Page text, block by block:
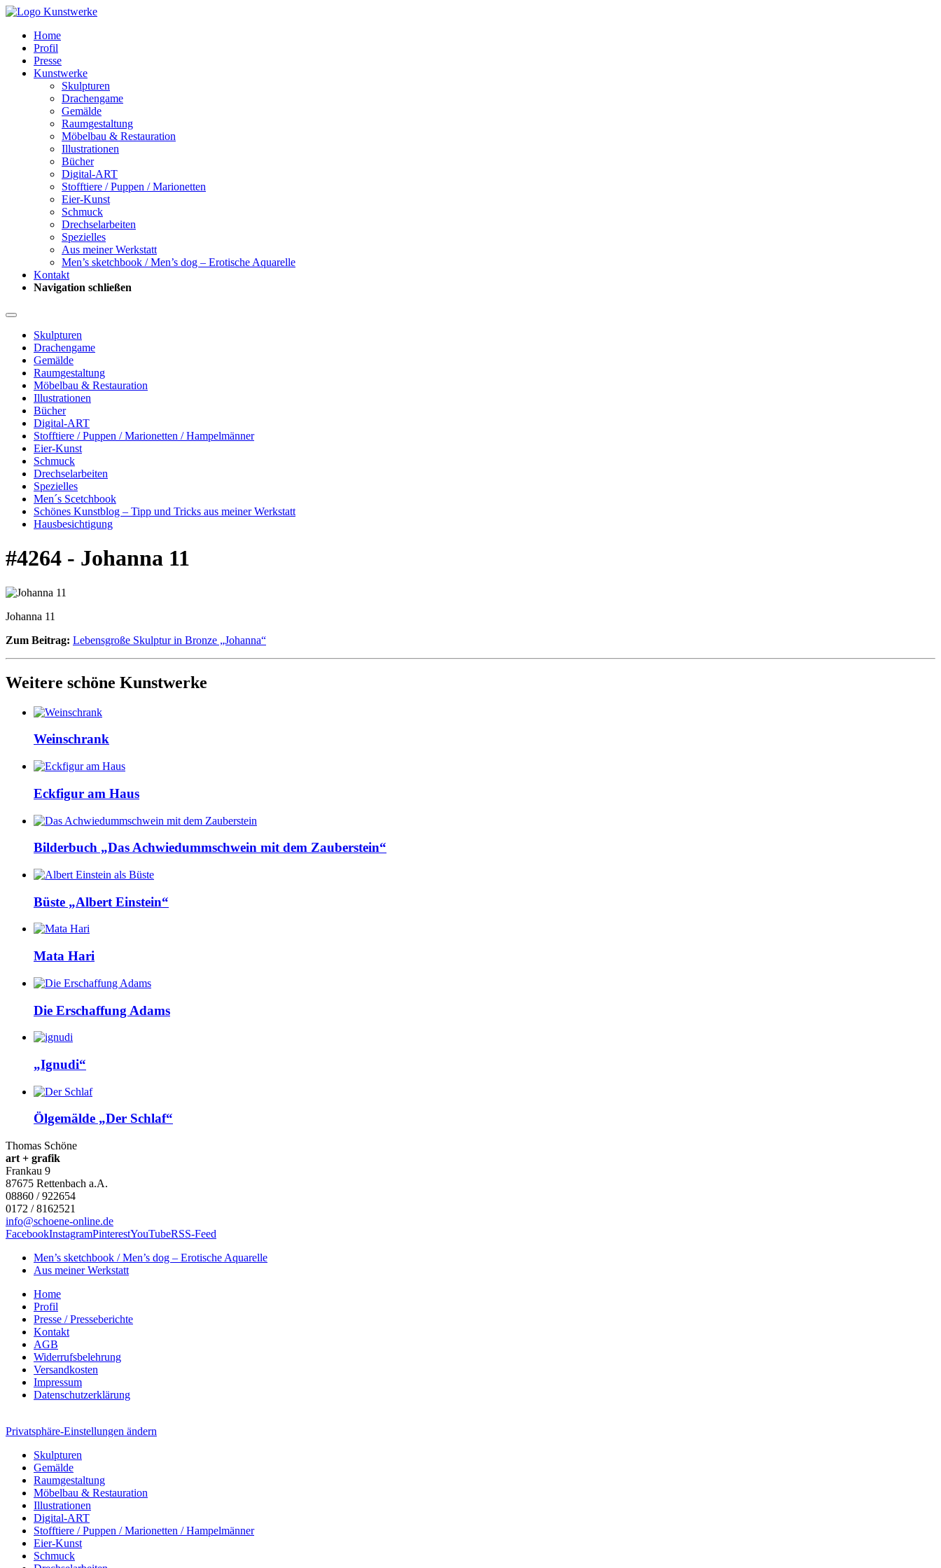
Home
Profil
Presse
Kunstwerke
Skulpturen
Drachengame
Gemälde
Raumgestaltung
Möbelbau & Restauration
Illustrationen
Bücher
Digital-ART
Stofftiere / Puppen / Marionetten
Eier-Kunst
Schmuck
Drechselarbeiten
Spezielles
Aus meiner Werkstatt
Men’s sketchbook / Men’s dog – Erotische Aquarelle
Kontakt
Navigation schließen
Skulpturen
Drachengame
Gemälde
Raumgestaltung
Möbelbau & Restauration
Illustrationen
Bücher
Digital-ART
Stofftiere / Puppen / Marionetten / Hampelmänner
Eier-Kunst
Schmuck
Drechselarbeiten
Spezielles
Men´s Scetchbook
Schönes Kunstblog – Tipp und Tricks aus meiner Werkstatt
Hausbesichtigung
#4264 - Johanna 11
Johanna 11
Zum Beitrag: Lebensgroße Skulptur in Bronze „Johanna“
Weitere schöne Kunstwerke
Weinschrank
Eckfigur am Haus
Bilderbuch „Das Achwiedummschwein mit dem Zauberstein“
Büste „Albert Einstein“
Mata Hari
Die Erschaffung Adams
„Ignudi“
Ölgemälde „Der Schlaf“
Thomas Schöne
art + grafik
Frankau 9
87675 Rettenbach a.A.
08860 / 922654
0172 / 8162521
info@schoene-online.de
FacebookInstagramPinterestYouTubeRSS-Feed
Men’s sketchbook / Men’s dog – Erotische Aquarelle
Aus meiner Werkstatt
Home
Profil
Presse / Presseberichte
Kontakt
AGB
Widerrufsbelehrung
Versandkosten
Impressum
Datenschutzerklärung
Privatsphäre-Einstellungen ändern
Skulpturen
Gemälde
Raumgestaltung
Möbelbau & Restauration
Illustrationen
Digital-ART
Stofftiere / Puppen / Marionetten / Hampelmänner
Eier-Kunst
Schmuck